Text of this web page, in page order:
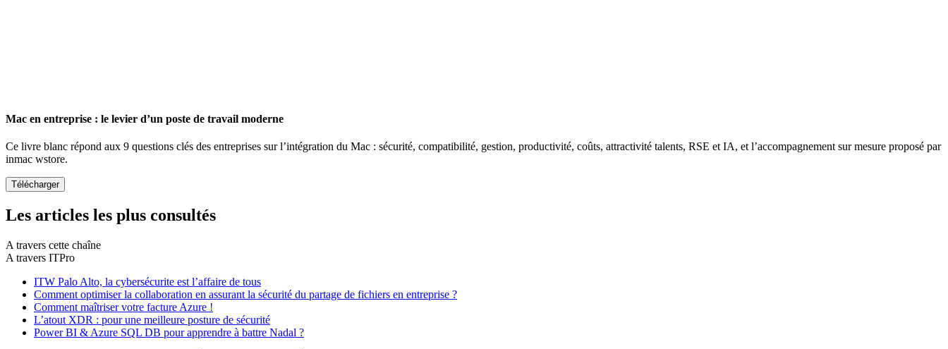
Mac en entreprise : le levier d’un poste de travail moderne
Ce livre blanc répond aux 9 questions clés des entreprises sur l’intégration du Mac : sécurité, compatibilité, gestion, productivité, coûts, attractivité talents, RSE et IA, et l’accompagnement sur mesure proposé par
inmac wstore.
Les articles les plus consultés
A travers cette chaîne
A travers ITPro
ITW Palo Alto, la cybersécurite est l’affaire de tous
Comment optimiser la collaboration en assurant la sécurité du partage de fichiers en entreprise ?
Comment maîtriser votre facture Azure !
L’atout XDR : pour une meilleure posture de sécurité
Power BI & Azure SQL DB pour apprendre à battre Nadal ?